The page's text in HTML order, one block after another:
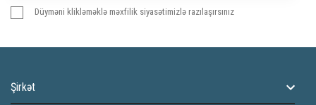
Düyməni klikləməklə məxfilik siyasətimizlə razılaşırsınız
Şirkət